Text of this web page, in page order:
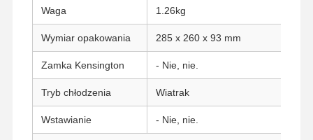
Core Mini PC
Minikomputer biurowy
Przemysłowa płyta główna
Płyta główna zaporu
Waga 1.26kg
Wymiar opakowania 285 x 260 x 93 mm
Zamka Kensington - Nie, nie.
Tryb chłodzenia Wiatrak
Wstawianie - Nie, nie.